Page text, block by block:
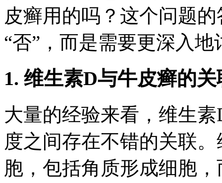
皮癣用的吗？这个问题
“否”，而是需要更深入
1. 维生素D与牛皮癣的关
大量的经验来看，维生
度之间存在不错的关联
胞，包括角质形成细胞